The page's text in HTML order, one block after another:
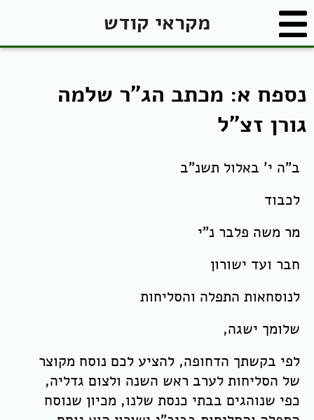
מקראי קודש
נספח א: מכתב הג"ר שלמה
גורן זצ"ל
ב"ה י' באלול תשנ"ב
לכבוד
מר משה פלבר נ"י
חבר ועד ישורון
לנוסחאות התפלה והסליחות
שלומך ישגה,
לפי בקשתך הדחופה, להציע לכם נוסח מקוצר
של הסליחות לערב ראש השנה ולצום גדליה,
כפי שנוהגים בבתי כנסת שלנו, מכיון שנוסח